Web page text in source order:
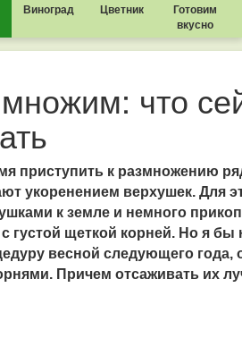
Виноград Цветник
Готовим
вкусно
что
приступить к размножению
укоренением верхушек. Для
к земле и немного
щеткой корней. Но я бы
весной следующего года,
Причем отсаживать их